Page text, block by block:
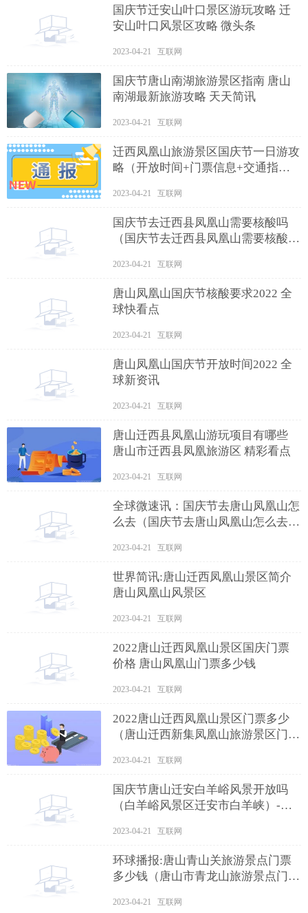
国庆节迁安山叶口景区游玩攻略 迁
安山叶口风景区攻略 微头条
2023-04-21 互联网
国庆节唐山南湖旅游景区指南 唐山
南湖最新旅游攻略 天天简讯
2023-04-21 互联网
迁西凤凰山旅游景区国庆节一日游攻
略（开放时间+门票信息+交通指
2023-04-21 互联网
国庆节去迁西县凤凰山需要核酸吗
（国庆节去迁西县凤凰山需要核酸吗
2023-04-21 互联网
唐山凤凰山国庆节核酸要求2022 全
球快看点
2023-04-21 互联网
唐山凤凰山国庆节开放时间2022 全
球新资讯
2023-04-21 互联网
唐山迁西县凤凰山游玩项目有哪些
唐山市迁西县凤凰旅游区 精彩看点
2023-04-21 互联网
全球微速讯：国庆节去唐山凤凰山怎
么去（国庆节去唐山凤凰山怎么去方
2023-04-21 互联网
世界简讯:唐山迁西凤凰山景区简介
唐山凤凰山风景区
2023-04-21 互联网
2022唐山迁西凤凰山景区国庆门票
价格 唐山凤凰山门票多少钱
2023-04-21 互联网
2022唐山迁西凤凰山景区门票多少
（唐山迁西新集凤凰山旅游景区门
2023-04-21 互联网
国庆节唐山迁安白羊峪风景开放吗
（白羊峪风景区迁安市白羊峡）-天
2023-04-21 互联网
环球播报:唐山青山关旅游景点门票
多少钱（唐山市青龙山旅游景点门
2023-04-21 互联网